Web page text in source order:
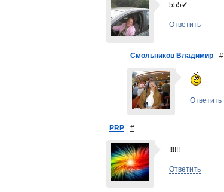
555✔
Ответить
Смольников Владимир #
Ответить
PRP #
!!!!!!
Ответить